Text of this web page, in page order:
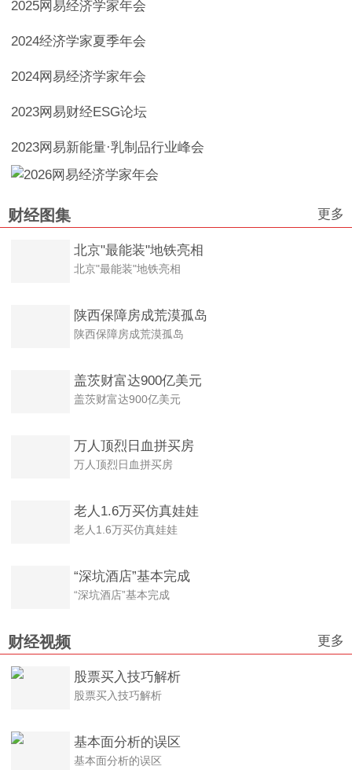
2025网易经济学家年会
2024经济学家夏季年会
2024网易经济学家年会
2023网易财经ESG论坛
2023网易新能量·乳制品行业峰会
财经图集 更多
北京"最能装"地铁亮相
北京"最能装"地铁亮相
陕西保障房成荒漠孤岛
陕西保障房成荒漠孤岛
盖茨财富达900亿美元
盖茨财富达900亿美元
万人顶烈日血拼买房
万人顶烈日血拼买房
老人1.6万买仿真娃娃
老人1.6万买仿真娃娃
“深坑酒店”基本完成
“深坑酒店”基本完成
财经视频 更多
股票买入技巧解析
股票买入技巧解析
基本面分析的误区
基本面分析的误区